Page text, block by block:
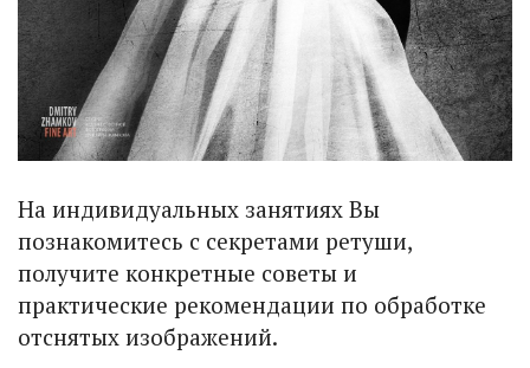
На индивидуальных занятиях Вы
познакомитесь с секретами ретуши,
получите конкретные советы и
практические рекомендации по обработке
отснятых изображений.